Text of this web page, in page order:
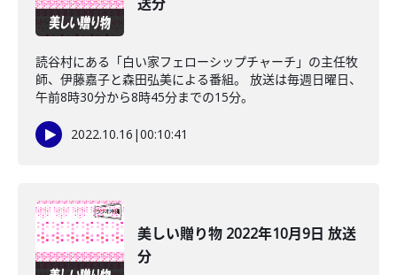
読谷村にある「白い家フェローシップチャーチ」の主任牧
師、伊藤嘉子と森田弘美による番組。 放送は毎週日曜日、
午前8時30分から8時45分までの15分。
2022.10.16 |00:10:41
美しい贈り物 2022年10月9日 放送
分